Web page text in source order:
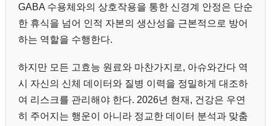
GABA 수용체와의 상호작용을 통한 신경계 안정은 단순
한 휴식을 넘어 인적 자본의 생산성을 근본적으로 방어
하는 역할을 수행한다.
하지만 모든 고효능 원료와 마찬가지로, 아슈와간다 역
시 자신의 신체 데이터와 질병 이력을 정밀하게 대조하
여 리스크를 관리해야 한다. 2026년 현재, 건강은 우연
히 주어지는 행운이 아니라 정교한 데이터 분석과 맞춤